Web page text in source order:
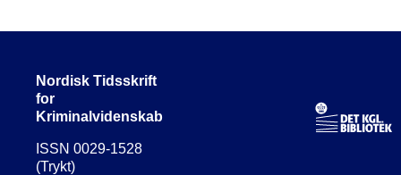
Nordisk Tidsskrift
for
Kriminalvidenskab
ISSN 0029-1528
(Trykt)